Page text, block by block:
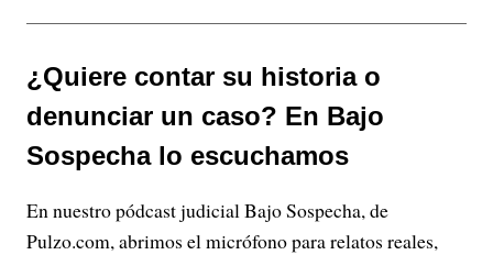
¿Quiere contar su historia o
denunciar un caso? En Bajo
Sospecha lo escuchamos
En nuestro pódcast judicial Bajo Sospecha, de
Pulzo.com, abrimos el micrófono para relatos reales,